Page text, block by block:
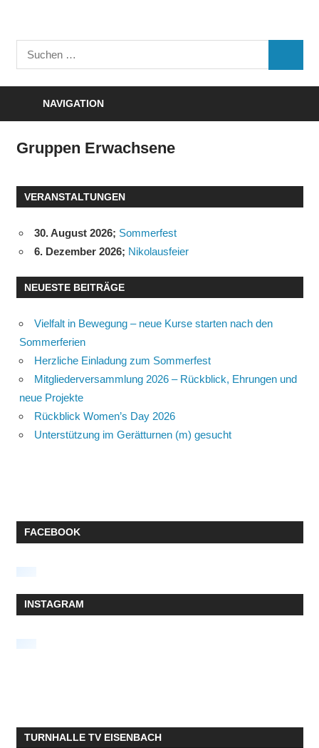
Turnverein
"Frisch
Suchen
nach:
NAVIGATION
Gruppen Erwachsene
VERANSTALTUNGEN
30. August 2026; Sommerfest
6. Dezember 2026; Nikolausfeier
NEUESTE BEITRÄGE
Vielfalt in Bewegung – neue Kurse starten nach den
Sommerferien
Herzliche Einladung zum Sommerfest
Mitgliederversammlung 2026 – Rückblick, Ehrungen und
neue Projekte
Rückblick Women’s Day 2026
Unterstützung im Gerätturnen (m) gesucht
FACEBOOK
INSTAGRAM
TURNHALLE TV EISENBACH